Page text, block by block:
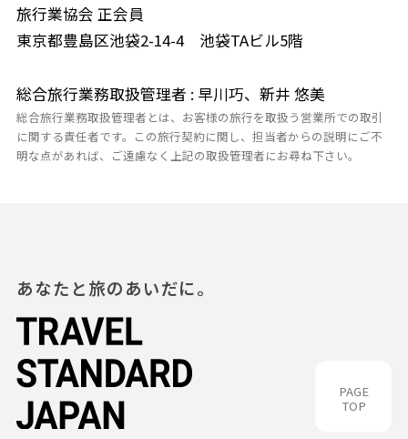
旅行業協会 正会員
東京都豊島区池袋2-14-4 池袋TAビル5階
総合旅行業務取扱管理者 : 早川巧、新井 悠美
総合旅行業務取扱管理者とは、お客様の旅行を取扱う営業所での取引
に関する責任者です。この旅行契約に関し、担当者からの説明にご不
明な点があれば、ご遠慮なく上記の取扱管理者にお尋ね下さい。
PAGE
TOP
あなたと旅のあいだに。